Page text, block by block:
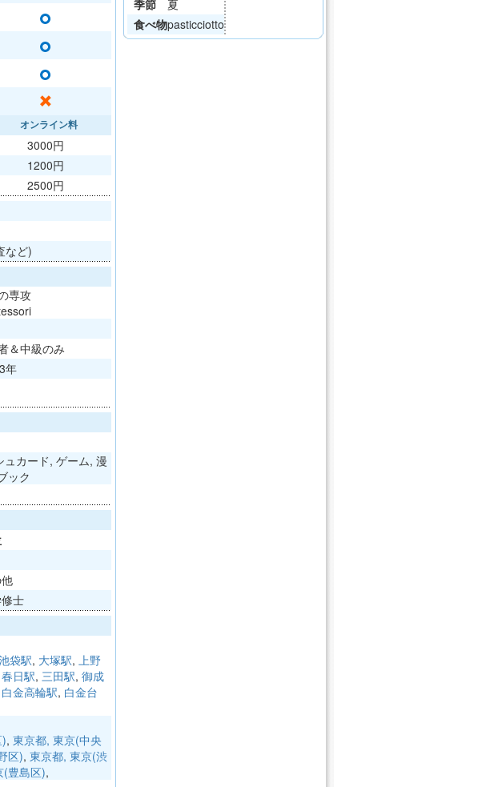
○
○
○
✕
オンライン料
3000円
1200円
2500円
など)
専攻
＆中級のみ
年
カード, ゲーム, 漫
ック
士
袋駅, 大塚駅, 上野
春日駅, 三田駅, 御成
白金高輪駅, 白金台
, 東京都, 東京(中央
区), 東京都, 東京(渋
(豊島区),
季節
夏
食べ物pasticciotto